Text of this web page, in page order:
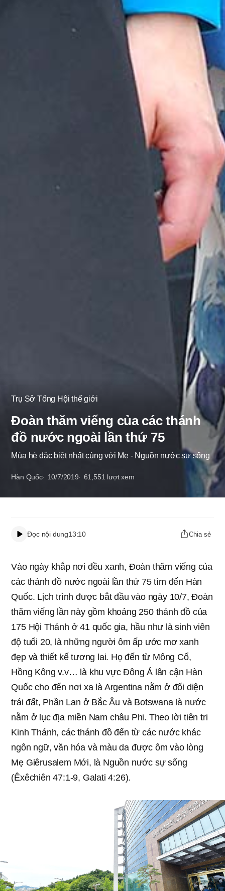
Trụ Sở Tổng Hội thế giới
Đoàn thăm viếng của các thánh
đồ nước ngoài lần thứ 75
Mùa hè đặc biệt nhất cùng với Mẹ - Nguồn nước sự sống
Hàn Quốc 10/7/2019 61,551 lượt xem
Đọc nội dung13:10 Chia sẻ
Vào ngày khắp nơi đều xanh, Đoàn thăm viếng của
các thánh đồ nước ngoài lần thứ 75 tìm đến Hàn
Quốc. Lịch trình được bắt đầu vào ngày 10/7, Đoàn
thăm viếng lần này gồm khoảng 250 thánh đồ của
175 Hội Thánh ở 41 quốc gia, hầu như là sinh viên
độ tuổi 20, là những người ôm ấp ước mơ xanh
đẹp và thiết kế tương lai. Họ đến từ Mông Cổ,
Hồng Kông v.v… là khu vực Đông Á lân cận Hàn
Quốc cho đến nơi xa là Argentina nằm ở đối diện
trái đất, Phần Lan ở Bắc Âu và Botswana là nước
nằm ở lục địa miền Nam châu Phi. Theo lời tiên tri
Kinh Thánh, các thánh đồ đến từ các nước khác
ngôn ngữ, văn hóa và màu da được ôm vào lòng
Mẹ Giêrusalem Mới, là Nguồn nước sự sống
(Êxêchiên 47:1-9, Galati 4:26).